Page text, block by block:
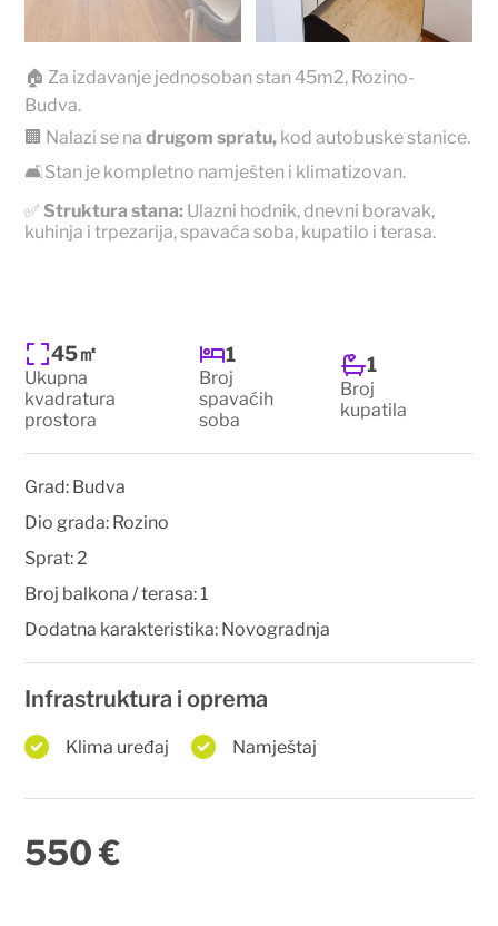
🏠 Za izdavanje jednosoban stan 45m2, Rozino-
Budva.
🏢 Nalazi se na drugom spratu, kod autobuske stanice.
🛋️Stan je kompletno namješten i klimatizovan.
✅ Struktura stana: Ulazni hodnik, dnevni boravak,
kuhinja i trpezarija, spavaća soba, kupatilo i terasa.
45㎡
Ukupna
kvadratura
prostora
1
Broj
spavaćih
soba
1
Broj
kupatila
Grad: Budva
Dio grada: Rozino
Sprat:2
Broj balkona / terasa:1
Dodatna karakteristika: Novogradnja
Infrastruktura i oprema
Klima uređaj Namještaj
550 €